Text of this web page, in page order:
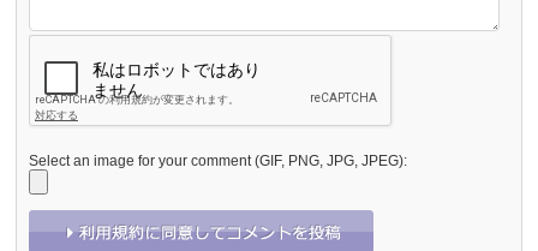
Select an image for your comment (GIF, PNG, JPG, JPEG):